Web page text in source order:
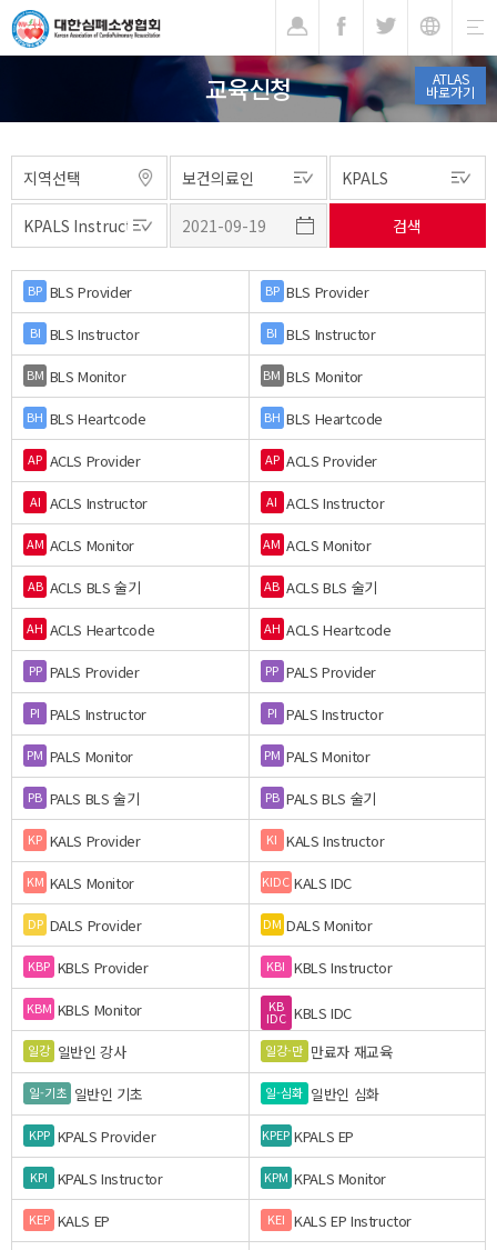
ATLAS
바로가기
교육신청
BP BLS Provider BP BLS Provider
BI BLS Instructor BI BLS Instructor
BM BLS Monitor BM BLS Monitor
BH BLS Heartcode BH BLS Heartcode
AP ACLS Provider AP ACLS Provider
AI ACLS Instructor AI ACLS Instructor
AM ACLS Monitor AM ACLS Monitor
AB ACLS BLS 술기 AB ACLS BLS 술기
AH ACLS Heartcode AH ACLS Heartcode
PP PALS Provider PP PALS Provider
PI PALS Instructor PI PALS Instructor
PM PALS Monitor PM PALS Monitor
PB PALS BLS 술기 PB PALS BLS 술기
KP KALS Provider KI KALS Instructor
KM KALS Monitor KIDC KALS IDC
DP DALS Provider DM DALS Monitor
KBP KBLS Provider KBI KBLS Instructor
KBM KBLS Monitor KB
IDC KBLS IDC
일강 일반인 강사 일강-만 만료자 재교육
일-기초 일반인 기초 일-심화 일반인 심화
KPP KPALS Provider KPEP KPALS EP
KPI KPALS Instructor KPM KPALS Monitor
KEP KALS EP KEI KALS EP Instructor